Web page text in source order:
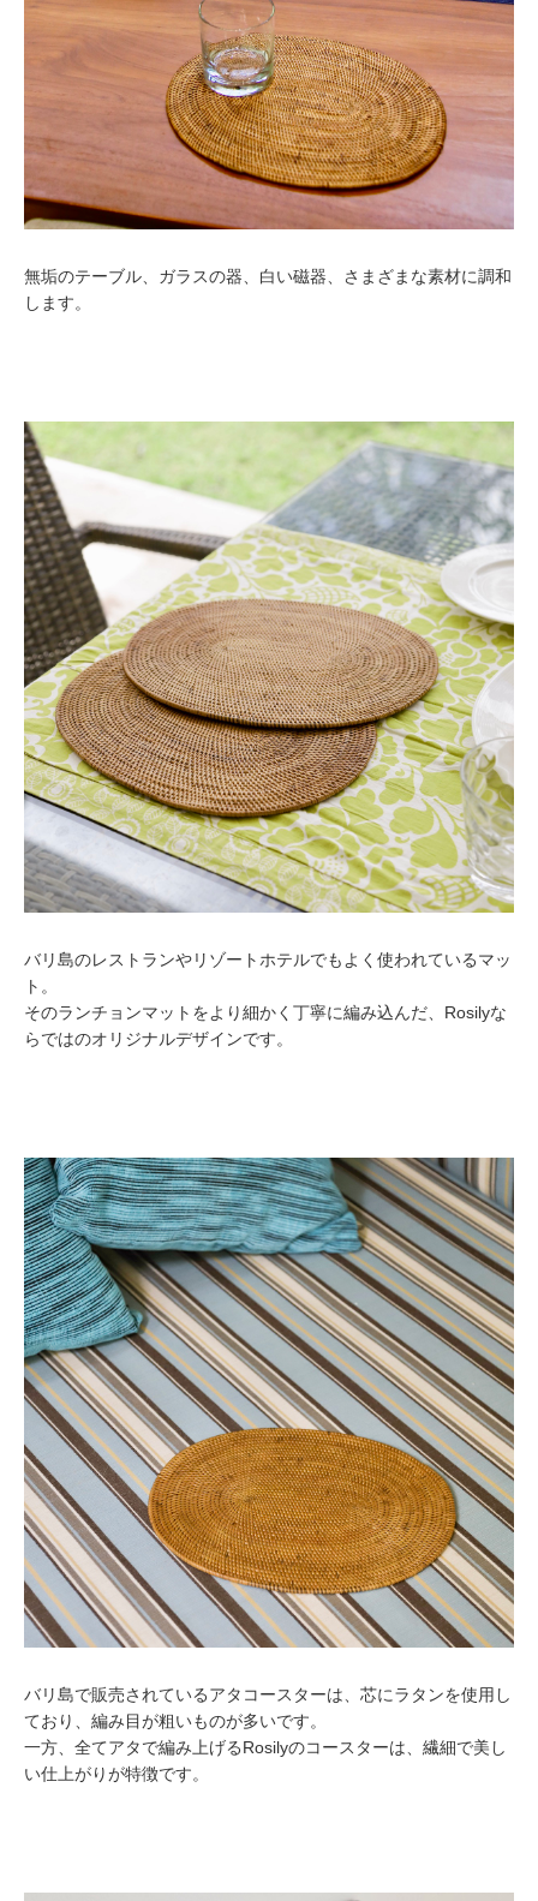
無垢のテーブル、ガラスの器、白い磁器、さまざまな素材に調和
します。
バリ島のレストランやリゾートホテルでもよく使われているマッ
ト。
そのランチョンマットをより細かく丁寧に編み込んだ、Rosilyな
らではのオリジナルデザインです。
バリ島で販売されているアタコースターは、芯にラタンを使用し
ており、編み目が粗いものが多いです。
一方、全てアタで編み上げるRosilyのコースターは、繊細で美し
い仕上がりが特徴です。